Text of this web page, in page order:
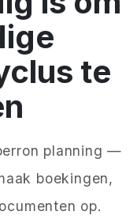
te
planning —
boekingen,
op.